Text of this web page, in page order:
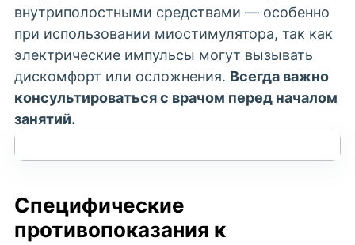
внутриполостными средствами — особенно
при использовании миостимулятора, так как
электрические импульсы могут вызывать
дискомфорт или осложнения. Всегда важно
консультироваться с врачом перед началом
занятий.
Специфические
противопоказания к